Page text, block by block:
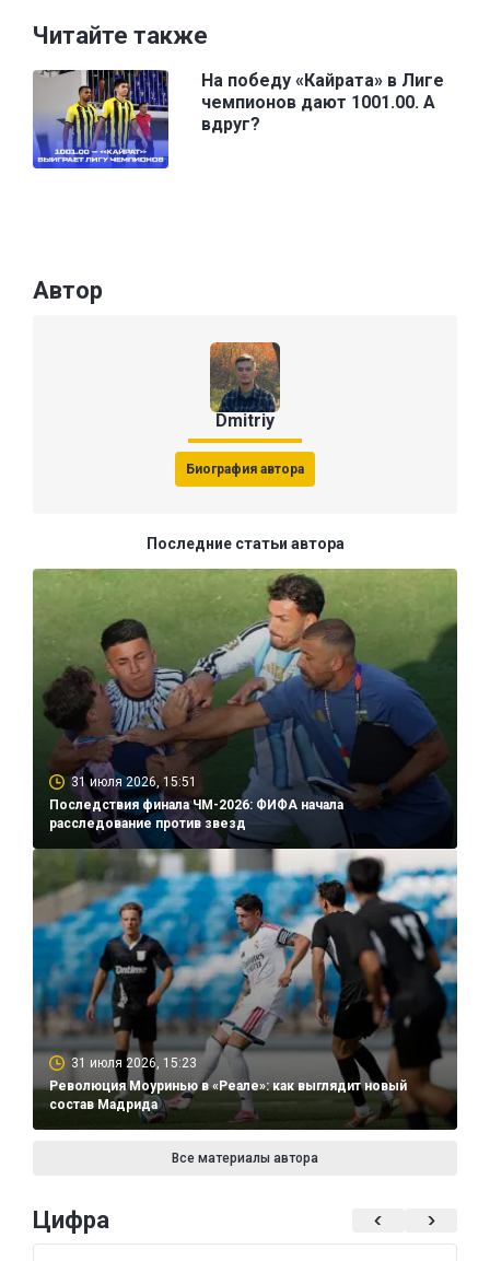
Читайте также
На победу «Кайрата» в Лиге
чемпионов дают 1001.00. А
вдруг?
Автор
Dmitriy
Биография автора
Последние статьи автора
31 июля 2026, 15:51
Последствия финала ЧМ-2026: ФИФА начала
расследование против звезд
31 июля 2026, 15:23
Революция Моуринью в «Реале»: как выглядит новый
состав Мадрида
Все материалы автора
Цифра